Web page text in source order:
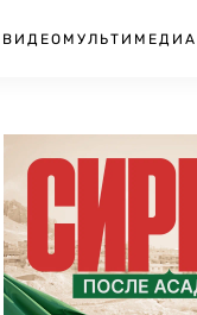
ВИДЕО МУЛЬТИМЕДИА